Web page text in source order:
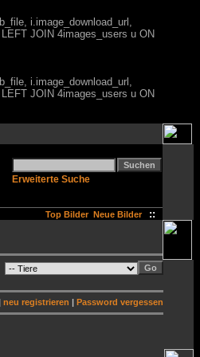
i.image_download_url,
JOIN 4images_users u ON
i.image_download_url,
JOIN 4images_users u ON
Erweiterte Suche
Top Bilder Neue Bilder ::
| neu registrieren | Password vergessen